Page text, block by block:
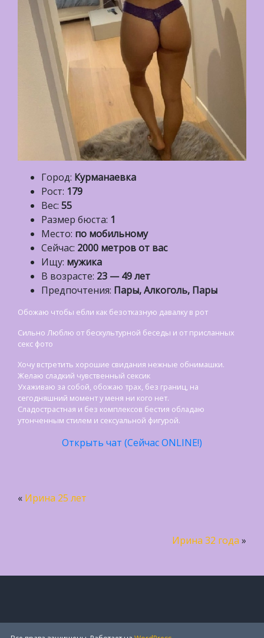
Город: Курманаевка
Рост: 179
Вес: 55
Размер бюста: 1
Место: по мобильному
Сейчас: 2000 метров от вас
Ищу: мужика
В возрасте: 23 — 49 лет
Предпочтения: Пары, Алкоголь, Пары
Обожаю чтобы ебли как безотказную давалку в рот
Сильно Люблю от бескультурной беседы и от присланных
секс фото
Хочу встретить хорошие свидания нежные обнимашки.
Желаю сладкий чувственный сексик
Ухаживаю за собой, обожаю трах, без границ, на
сегодняшний момент у меня ни кого нет.
Cладострастная и без комплексов бестия обладаю
утонченным стилем и сексуальной фигурой.
Открыть чат (Сейчас ONLINE!)
« Ирина 25 лет
Ирина 32 года »